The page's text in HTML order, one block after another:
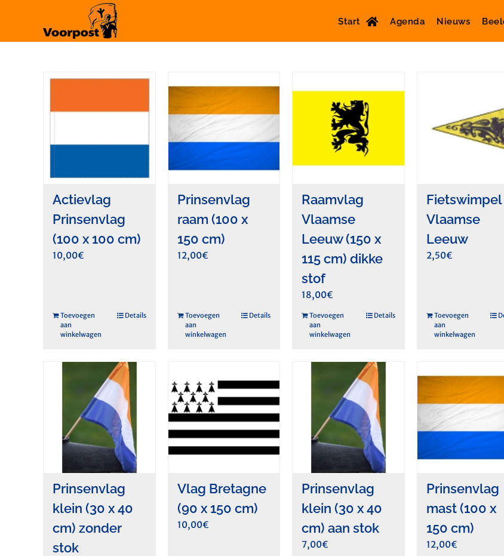
Start Agenda Nieuws
Actievlag
Prinsenvlag
(100 x 100 cm)
10,00€
Toevoegen
aan
winkelwagen
Details
Prinsenvlag
raam (100 x
150 cm)
12,00€
Toevoegen
aan
winkelwagen
Details
Raamvlag
Vlaamse
Leeuw (150 x
115 cm) dikke
stof
18,00€
Toevoegen
aan
winkelwagen
Details
Fietswimpel
Vlaamse
Leeuw
2,50€
Toevoegen
aan
winkelwagen
Prinsenvlag
klein (30 x 40
cm) zonder
stok
Vlag Bretagne
(90 x 150 cm)
10,00€
Prinsenvlag
klein (30 x 40
cm) aan stok
7,00€
Prinsenvlag
mast (100 x
150 cm)
12,00€